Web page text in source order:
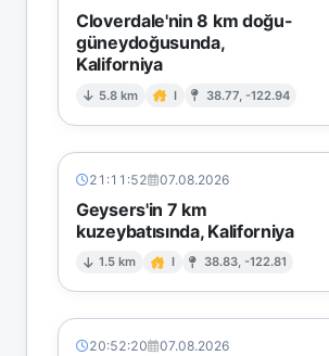
Cloverdale'nin 8 km doğu-
güneydoğusunda,
Kaliforniya
5.8 km I 38.77, -122.94
21:11:52 07.08.2026
Geysers'in 7 km
kuzeybatısında, Kaliforniya
1.5 km I 38.83, -122.81
20:52:20 07.08.2026